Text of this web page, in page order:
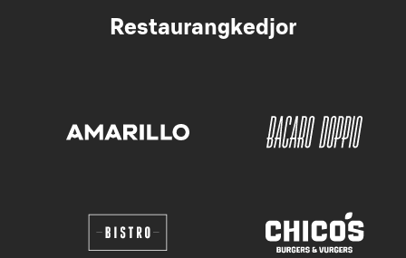
Restaurangkedjor